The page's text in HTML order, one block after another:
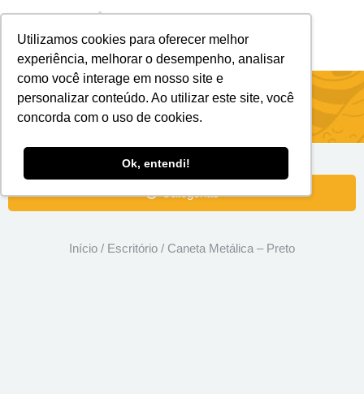
Utilizamos cookies para oferecer melhor
experiência, melhorar o desempenho, analisar
como você interage em nosso site e
personalizar conteúdo. Ao utilizar este site, você
concorda com o uso de cookies.
Ok, entendi!
Caneta Metálica – Preto
Categorias
Início / Escritório / Caneta Metálica – Preto